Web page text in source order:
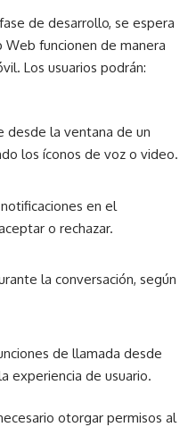
de desarrollo, se espera
funcionen de manera
Los usuarios podrán:
desde la ventana de un
los íconos de voz o video.
en el
o rechazar.
la conversación, según
de llamada desde
experiencia de usuario.
otorgar permisos al